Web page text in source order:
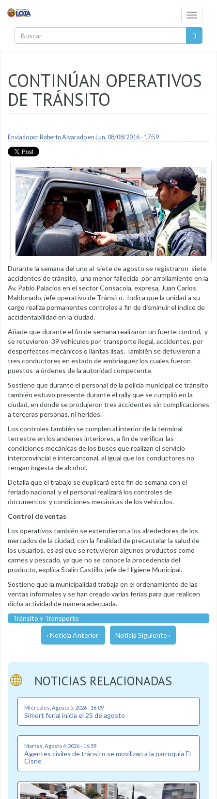
Toggle
CONTINÚAN OPERATIVOS
DE TRÁNSITO
Enviado por Roberto Alvaradoen Lun, 08/08/2016 - 17:59
Durante la semana del uno al siete de agosto se registraron siete
accidentes de tránsito, una menor fallecida por arrollamiento en la
Av. Pablo Palacios en el sector Consacola, expresa, Juan Carlos
Maldonado, jefe operativo de Tránsito. Indica que la unidad a su
cargo realiza permanentes controles a fin de disminuir el índice de
accidentabilidad en la ciudad.
Añade que durante el fin de semana realizaron un fuerte control, y
se retuvieron 39 vehículos por transporte ilegal, accidentes, por
desperfectos mecánicos o llantas lisas. También se detuvieron a
tres conductores en estado de embriaguez los cuales fueron
puestos a órdenes de la autoridad competente.
Sostiene que durante el personal de la policía municipal de tránsito
también estuvo presente durante el rally que se cumplió en la
ciudad, en donde se produjeron tres accidentes sin complicaciones
a terceras personas, ni heridos.
Los controles también se cumplen al interior de la terminal
terrestre en los andenes interiores, a fin de verificar las
condiciones mecánicas de los buses que realizan el servicio
interprovincial e intercantonal, al igual que los conductores no
tengan ingesta de alcohol.
Detalla que el trabajo se duplicará este fin de semana con el
feriado nacional y el personal realizará los controles de
documentos y condiciones mecánicas de los vehículos.
Control de ventas
Los operativos también se extendieron a los alrededores de los
mercados de la ciudad, con la finalidad de precautelar la salud de
los usuarios, es así que se retuvieron algunos productos como
carnes y pescado, ya que no se conoce la procedencia del
producto, explica Stalin Castillo, jefe de Higiene Municipal.
Sostiene que la municipalidad trabaja en el ordenamiento de las
ventas informales y se han creado varias ferias para que realicen
dicha actividad de manera adecuada.
Tránsito y Transporte
‹ Noticia Anterior Noticia Siguiente ›
NOTICIAS RELACIONADAS
Miércoles, Agosto 5, 2026 - 16:09
Simert ferial inicia el 25 de agosto
Martes, Agosto 4, 2026 - 16:59
Agentes civiles de tránsito se movilizan a la parroquia El
Cisne